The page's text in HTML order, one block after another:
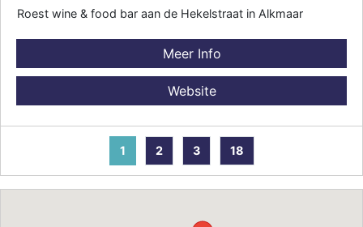
Roest wine & food bar aan de Hekelstraat in Alkmaar
Meer Info
Website
1 2 3 18